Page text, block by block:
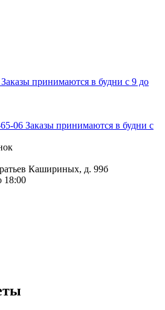
Заказы принимаются в будни с 9 до
06 Заказы принимаются в будни с
Кашириных, д. 99б
18:00